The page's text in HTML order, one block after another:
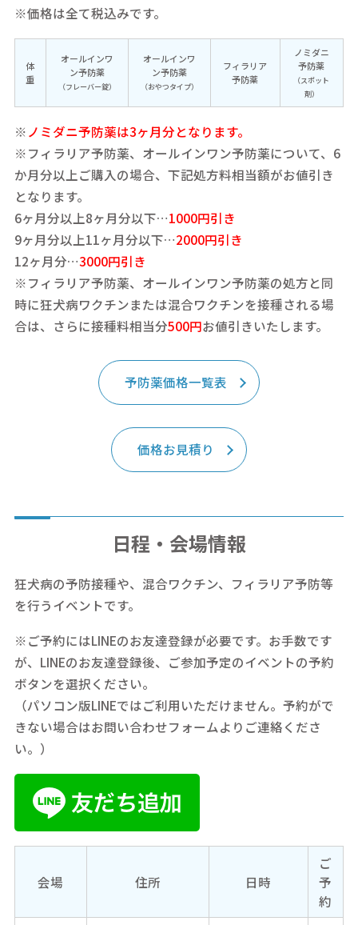
※価格は全て税込みです。
体
重
オールインワ
ン予防薬
（フレーバー錠）
オールインワ
ン予防薬
（おやつタイプ）
フィラリア
予防薬
ノミダニ
予防薬
（スポット
剤）
※ノミダニ予防薬は3ヶ月分となります。
※フィラリア予防薬、オールインワン予防薬について、6
か月分以上ご購入の場合、下記処方料相当額がお値引き
となります。
6ヶ月分以上8ヶ月分以下…1000円引き
9ヶ月分以上11ヶ月分以下…2000円引き
12ヶ月分…3000円引き
※フィラリア予防薬、オールインワン予防薬の処方と同
時に狂犬病ワクチンまたは混合ワクチンを接種される場
合は、さらに接種料相当分500円お値引きいたします。
予防薬価格一覧表
価格お見積り
日程・会場情報
狂犬病の予防接種や、混合ワクチン、フィラリア予防等
を行うイベントです。
※ご予約にはLINEのお友達登録が必要です。お手数です
が、LINEのお友達登録後、ご参加予定のイベントの予約
ボタンを選択ください。
（パソコン版LINEではご利用いただけません。予約がで
きない場合はお問い合わせフォームよりご連絡くださ
い。）
会場 住所 日時
ご
予
約